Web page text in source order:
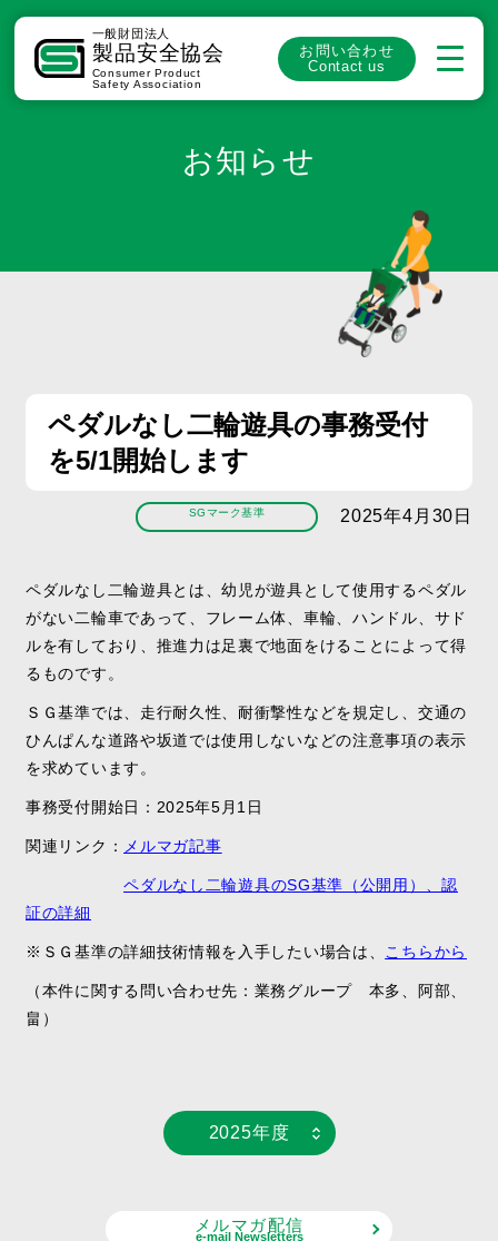
一般財団法人
製品安全協会
Consumer Product
Safety Association
お問い合わせ
Contact us
お知らせ
ペダルなし二輪遊具の事務受付
を5/1開始します
SGマーク基準 2025年4月30日
ペダルなし二輪遊具とは、幼児が遊具として使用するペダル
がない二輪車であって、フレーム体、車輪、ハンドル、サド
ルを有しており、推進力は足裏で地面をけることによって得
るものです。
ＳＧ基準では、走行耐久性、耐衝撃性などを規定し、交通の
ひんぱんな道路や坂道では使用しないなどの注意事項の表示
を求めています。
事務受付開始日：2025年5月1日
関連リンク： メルマガ記事
ペダルなし二輪遊具のSG基準（公開用）、認
証の詳細
※ＳＧ基準の詳細技術情報を入手したい場合は、 こちらから
（本件に関する問い合わせ先：業務グループ 本多、阿部、
畠）
2025年度
メルマガ配信
e-mail Newsletters